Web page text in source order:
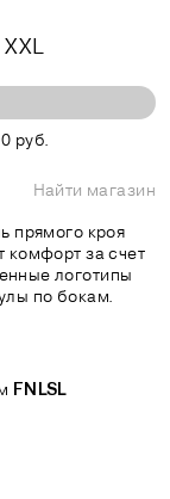
XXL
руб.
Найти магазин
прямого кроя
комфорт за счет
логотипы
по бокам.
FNLSL